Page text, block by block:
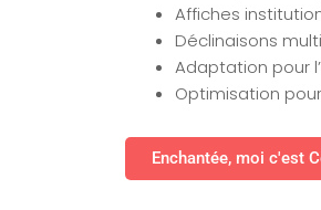
Affiches
Déclinaisons
Adaptation pour
Optimisation
Enchantée, moi c'est